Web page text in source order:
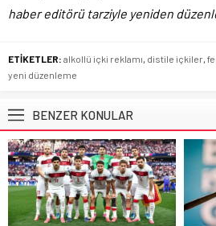
haber editörü tarziyle yeniden
ETİKETLER: alkollü içki reklamı, distile içkiler,
yeni düzenleme
BENZER KONULAR